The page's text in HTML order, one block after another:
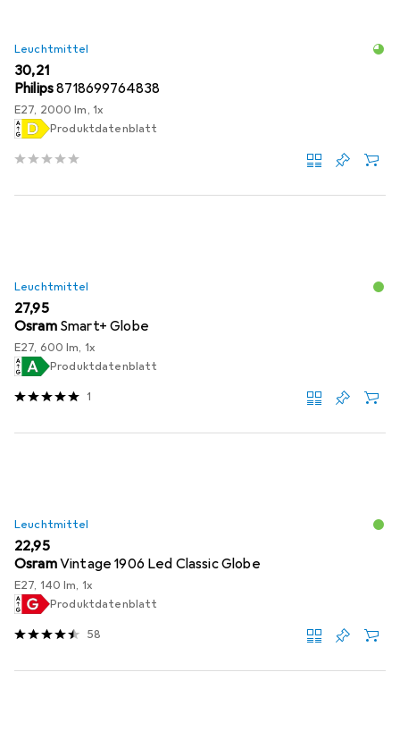
Leuchtmittel
EUR
30,21
Philips8718699764838
E27, 2000 lm, 1x
Produktdatenblatt
Leuchtmittel
EUR
27,95
Osram Smart+ Globe
E27, 600 lm, 1x
Produktdatenblatt
1
Leuchtmittel
EUR
22,95
OsramVintage 1906 Led Classic Globe
E27, 140 lm, 1x
Produktdatenblatt
58